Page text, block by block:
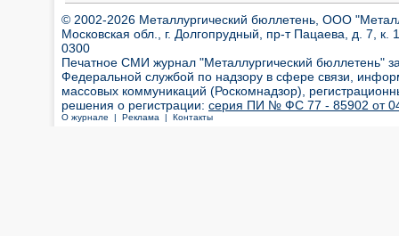
© 2002-2026 Металлургический бюллетень, ООО
Московская обл., г. Долгопрудный, пр-т Пацаева, д. 7,
0300
Печатное СМИ журнал "Металлургический бюллетень"
Федеральной службой по надзору в сфере связи,
массовых коммуникаций (Роскомнадзор),
решения о регистрации: серия ПИ № ФС 77 - 85902 от 04
О журнале | Реклама | Контакты